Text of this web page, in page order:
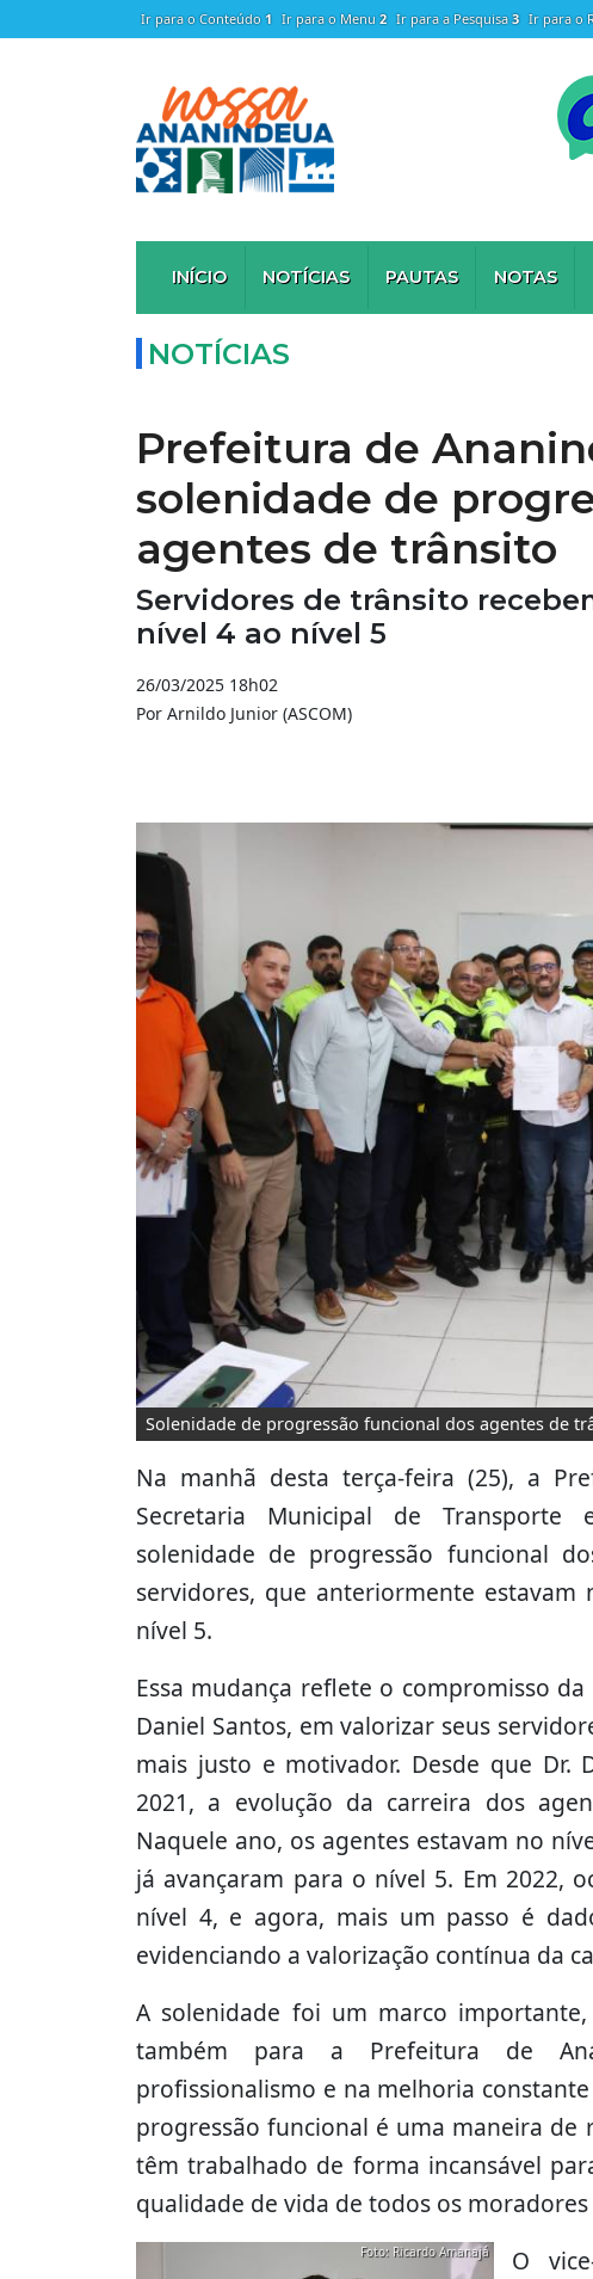
Ir para o Conteúdo 1 Ir para o Menu 2 Ir para a Pesquisa 3 Ir para o
INÍCIO NOTÍCIAS PAUTAS NOTAS
NOTÍCIAS
Prefeitura de
solenidade de
agentes de trânsito
Servidores de trânsito
nível 4 ao nível 5
26/03/2025 18h02
Por Arnildo Junior (ASCOM)
Solenidade de progressão funcional dos agentes de
Na manhã desta terça-feira (25), a
Secretaria Municipal de Transporte
solenidade de progressão funcional
servidores, que anteriormente
nível 5.
Essa mudança reflete o compromisso
Daniel Santos, em valorizar seus
mais justo e motivador. Desde que Dr.
2021, a evolução da carreira dos
Naquele ano, os agentes estavam no
já avançaram para o nível 5. Em 2022,
nível 4, e agora, mais um passo é
evidenciando a valorização contínua da
A solenidade foi um marco
também para a Prefeitura de
profissionalismo e na melhoria
progressão funcional é uma maneira de
têm trabalhado de forma incansável
qualidade de vida de todos os moradores
Foto: Ricardo Amanajá
O